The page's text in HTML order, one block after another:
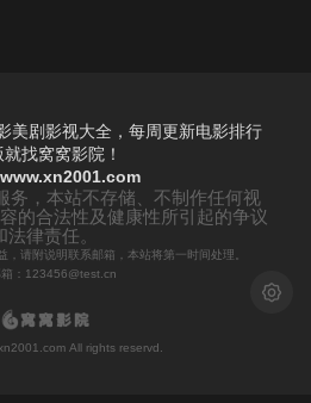
浅色模
美剧影视大全，每周更新电影排行
找窝窝影院！
www.xn2001.com
务，本站不存储、不制作任何视
的合法性及健康性所引起的争议
法律责任。
，请附说明联系邮箱，本站将第一时间处理。
箱：123456@test.cn
All rights reservd.